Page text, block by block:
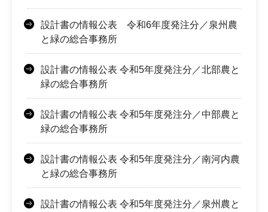
設計書の情報公表 令和6年度発注分／泉州農
と緑の総合事務所
設計書の情報公表 令和5年度発注分／北部農と
緑の総合事務所
設計書の情報公表 令和5年度発注分／中部農と
緑の総合事務所
設計書の情報公表 令和5年度発注分／南河内農
と緑の総合事務所
設計書の情報公表 令和5年度発注分／泉州農と